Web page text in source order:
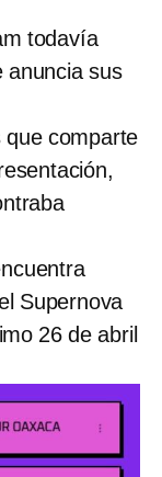
todavía
anuncia sus
que comparte
Supernova
26 de abril